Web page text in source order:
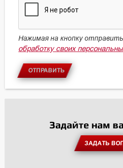
Нажимая на кнопку
обработку своих
ОТПРАВИТЬ
Задайте нам
ЗАДАТЬ